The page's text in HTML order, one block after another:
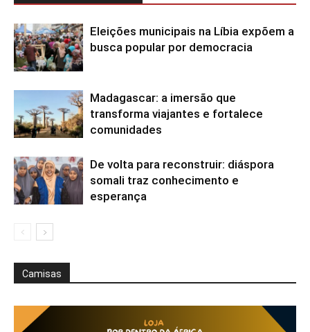
Eleições municipais na Líbia expõem a
busca popular por democracia
Madagascar: a imersão que
transforma viajantes e fortalece
comunidades
De volta para reconstruir: diáspora
somali traz conhecimento e
esperança
Camisas